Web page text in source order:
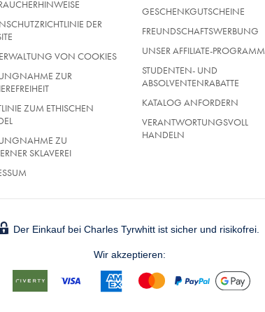
DER
VON COOKIES
ZUR
ZUM ETHISCHEN
ZU
SKLAVEREI
GESCHENKGUTSCHEINE
FREUNDSCHAFTSWERBUNG
UNSER AFFILIATE-PROGRAMM
STUDENTEN- UND
ABSOLVENTENRABATTE
KATALOG ANFORDERN
VERANTWORTUNGSVOLL
HANDELN
Der Einkauf bei Charles Tyrwhitt ist sicher und risikofrei.
Wir akzeptieren: